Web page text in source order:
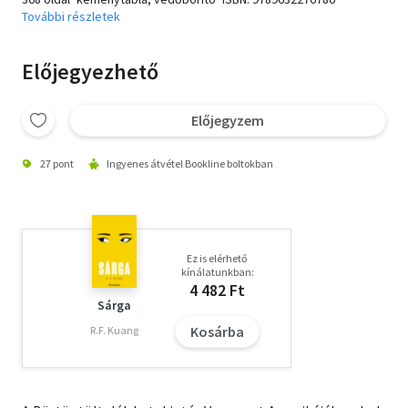
További részletek
Előjegyezhető
Előjegyzem
27 pont Ingyenes átvétel Bookline boltokban
Sárga
R.F. Kuang
Ez is elérhető
kínálatunkban:
4 482 Ft
Kosárba